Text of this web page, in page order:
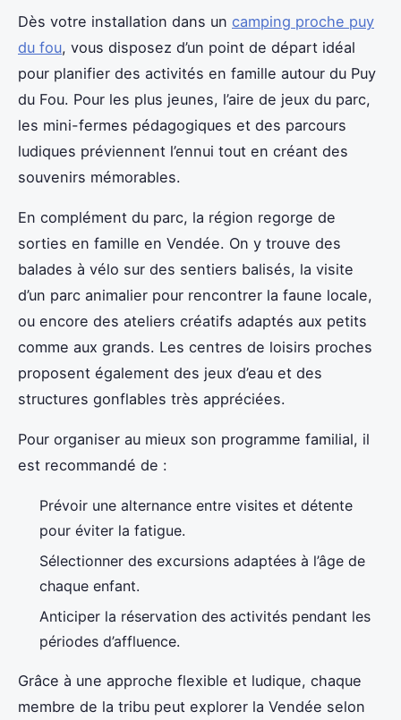
Dès votre installation dans un camping proche puy
du fou, vous disposez d’un point de départ idéal
pour planifier des activités en famille autour du Puy
du Fou. Pour les plus jeunes, l’aire de jeux du parc,
les mini-fermes pédagogiques et des parcours
ludiques préviennent l’ennui tout en créant des
souvenirs mémorables.
En complément du parc, la région regorge de
sorties en famille en Vendée. On y trouve des
balades à vélo sur des sentiers balisés, la visite
d’un parc animalier pour rencontrer la faune locale,
ou encore des ateliers créatifs adaptés aux petits
comme aux grands. Les centres de loisirs proches
proposent également des jeux d’eau et des
structures gonflables très appréciées.
Pour organiser au mieux son programme familial, il
est recommandé de :
Prévoir une alternance entre visites et détente
pour éviter la fatigue.
Sélectionner des excursions adaptées à l’âge de
chaque enfant.
Anticiper la réservation des activités pendant les
périodes d’affluence.
Grâce à une approche flexible et ludique, chaque
membre de la tribu peut explorer la Vendée selon